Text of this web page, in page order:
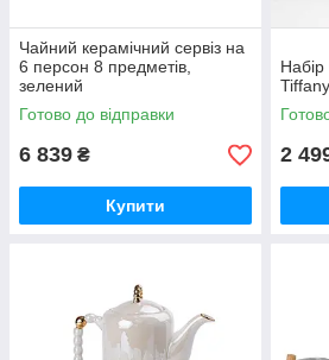
Чайний керамічний сервіз на
6 персон 8 предметів,
зелений
Готово до відправки
6 839 ₴
Купити
2